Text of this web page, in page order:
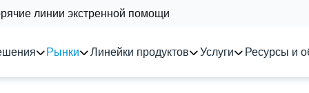
линии экстренной помощи
Рынки Линейки продуктов Услуги Ресурсы и